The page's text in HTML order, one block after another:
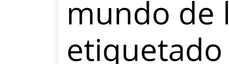
mundo de
etiquetado